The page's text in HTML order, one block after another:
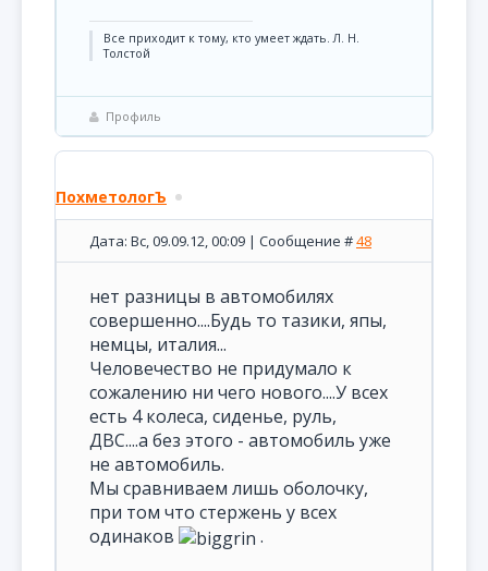
Все приходит к тому, кто умеет ждать. Л. Н.
Толстой
Профиль
ПохметологЪ
Дата: Вс, 09.09.12, 00:09 | Сообщение #48
нет разницы в автомобилях
совершенно....Будь то тазики, япы,
немцы, италия...
Человечество не придумало к
сожалению ни чего нового....У всех
есть 4 колеса, сиденье, руль,
ДВС....а без этого - автомобиль уже
не автомобиль.
Мы сравниваем лишь оболочку,
при том что стержень у всех
одинаков
.